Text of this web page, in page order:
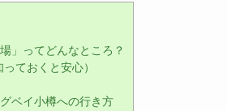
」ってどんなところ？
ておくと安心）
ベイ小樽への行き方